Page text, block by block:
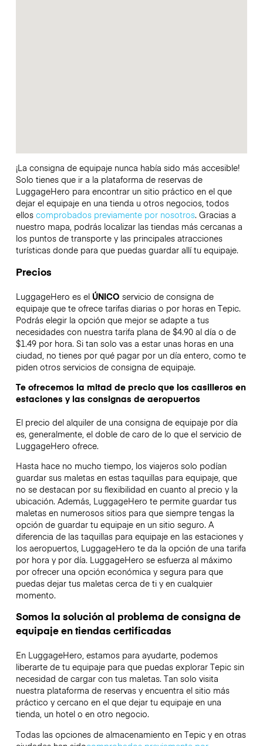
¡La consigna de equipaje nunca había sido más accesible!
Solo tienes que ir a la plataforma de reservas de
LuggageHero para encontrar un sitio práctico en el que
dejar el equipaje en una tienda u otros negocios, todos
ellos comprobados previamente por nosotros. Gracias a
nuestro mapa, podrás localizar las tiendas más cercanas a
los puntos de transporte y las principales atracciones
turísticas donde para que puedas guardar allí tu equipaje.
Precios
LuggageHero es el ÚNICO servicio de consigna de
equipaje que te ofrece tarifas diarias o por horas en Tepic.
Podrás elegir la opción que mejor se adapte a tus
necesidades con nuestra tarifa plana de $4.90 al día o de
$1.49 por hora. Si tan solo vas a estar unas horas en una
ciudad, no tienes por qué pagar por un día entero, como te
piden otros servicios de consigna de equipaje.
Te ofrecemos la mitad de precio que los casilleros en
estaciones y las consignas de aeropuertos
El precio del alquiler de una consigna de equipaje por día
es, generalmente, el doble de caro de lo que el servicio de
LuggageHero ofrece.
Hasta hace no mucho tiempo, los viajeros solo podían
guardar sus maletas en estas taquillas para equipaje, que
no se destacan por su flexibilidad en cuanto al precio y la
ubicación. Además, LuggageHero te permite guardar tus
maletas en numerosos sitios para que siempre tengas la
opción de guardar tu equipaje en un sitio seguro. A
diferencia de las taquillas para equipaje en las estaciones y
los aeropuertos, LuggageHero te da la opción de una tarifa
por hora y por día. LuggageHero se esfuerza al máximo
por ofrecer una opción económica y segura para que
puedas dejar tus maletas cerca de ti y en cualquier
momento.
Somos la solución al problema de consigna de
equipaje en tiendas certificadas
En LuggageHero, estamos para ayudarte, podemos
liberarte de tu equipaje para que puedas explorar Tepic sin
necesidad de cargar con tus maletas. Tan solo visita
nuestra plataforma de reservas y encuentra el sitio más
práctico y cercano en el que dejar tu equipaje en una
tienda, un hotel o en otro negocio.
Todas las opciones de almacenamiento en Tepic y en otras